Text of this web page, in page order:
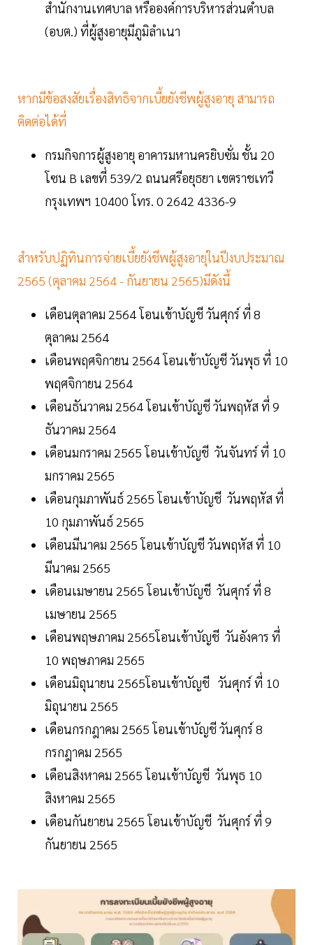
สำนักงานเทศบาล หรือองค์การบริหารส่วนตำบล
(อบต.) ที่ผู้สูงอายุมีภูมิลำเนา
หากมีข้อสงสัยเรื่องสิทธิจากเบี้ยยังชีพผู้สูงอายุ สามารถ
ติดต่อได้ที่
กรมกิจการผู้สูงอายุ อาคารมหานครยิบซั่ม ชั้น 20
โซน B เลขที่ 539/2 ถนนศรีอยุธยา เขตราชเทวี
กรุงเทพฯ 10400 โทร. 0 2642 4336-9
สำหรับปฏิทินการจ่ายเบี้ยยังชีพผู้สูงอายุในปีงบประมาณ
2565 (ตุลาคม 2564 - กันยายน 2565)มีดังนี้
เดือนตุลาคม 2564 โอนเข้าบัญชี วันศุกร์ ที่ 8
ตุลาคม 2564
เดือนพฤศจิกายน 2564 โอนเข้าบัญชี วันพุธ ที่ 10
พฤศจิกายน 2564
เดือนธันวาคม 2564 โอนเข้าบัญชี วันพฤหัส ที่ 9
ธันวาคม 2564
เดือนมกราคม 2565 โอนเข้าบัญชี วันจันทร์ ที่ 10
มกราคม 2565
เดือนกุมภาพันธ์ 2565 โอนเข้าบัญชี วันพฤหัส ที่
10 กุมภาพันธ์ 2565
เดือนมีนาคม 2565 โอนเข้าบัญชี วันพฤหัส ที่ 10
มีนาคม 2565
เดือนเมษายน 2565 โอนเข้าบัญชี วันศุกร์ ที่ 8
เมษายน 2565
เดือนพฤษภาคม 2565โอนเข้าบัญชี วันอังคาร ที่
10 พฤษภาคม 2565
เดือนมิถุนายน 2565โอนเข้าบัญชี วันศุกร์ ที่ 10
มิถุนายน 2565
เดือนกรกฎาคม 2565 โอนเข้าบัญชี วันศุกร์ 8
กรกฎาคม 2565
เดือนสิงหาคม 2565 โอนเข้าบัญชี วันพุธ 10
สิงหาคม 2565
เดือนกันยายน 2565 โอนเข้าบัญชี วันศุกร์ ที่ 9
กันยายน 2565